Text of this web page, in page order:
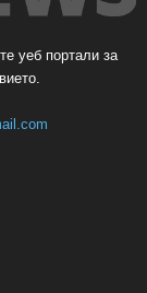
уеб портали за